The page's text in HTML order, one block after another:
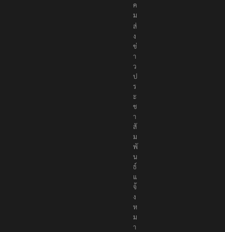
ค
ม
ส่
ง
ข่
า
ว
ป
ร
ะ
ช
า
สั
ม
พั
น
ธ์
แ
จ้
ง
ห
ม
า